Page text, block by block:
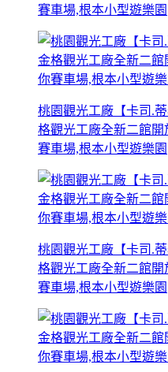
賽車場,根本小型遊樂園
桃園觀光工廠【卡司.
格觀光工廠全新二館
賽車場,根本小型遊樂園
桃園觀光工廠【卡司.
格觀光工廠全新二館
賽車場,根本小型遊樂園